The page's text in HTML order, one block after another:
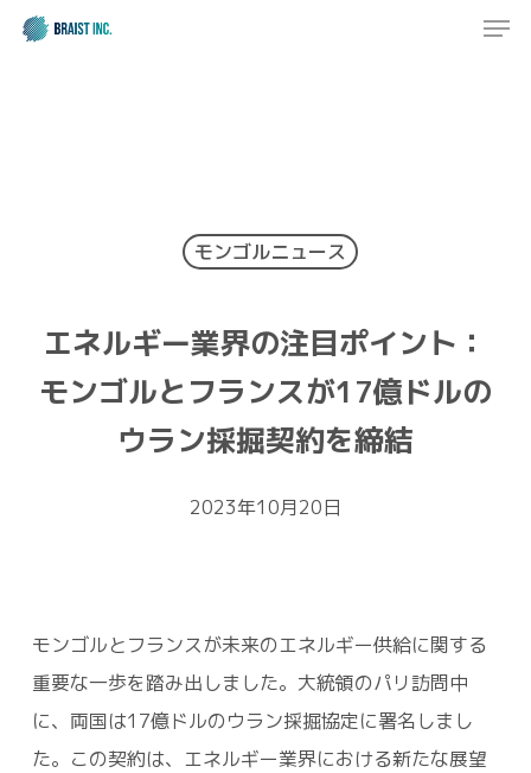
Skip
モンゴルニュース
エネルギー業界の注目ポイント：
モンゴルとフランスが17億ドルの
ウラン採掘契約を締結
2023年10月20日
モンゴルとフランスが未来のエネルギー供給に関する
重要な一歩を踏み出しました。大統領のパリ訪問中
に、両国は17億ドルのウラン採掘協定に署名しまし
た。この契約は、エネルギー業界における新たな展望